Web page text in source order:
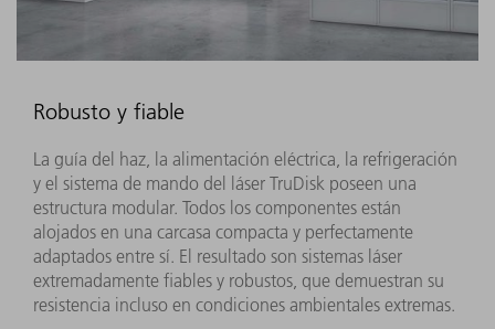
Robusto y fiable
La guía del haz, la alimentación eléctrica, la refrigeración
y el sistema de mando del láser TruDisk poseen una
estructura modular. Todos los componentes están
alojados en una carcasa compacta y perfectamente
adaptados entre sí. El resultado son sistemas láser
extremadamente fiables y robustos, que demuestran su
resistencia incluso en condiciones ambientales extremas.